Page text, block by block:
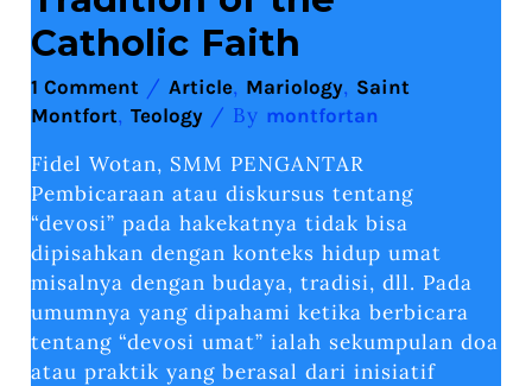
Catholic Faith
1 Comment /Article, Mariology, Saint
Montfort,Teology / By montfortan
Fidel Wotan, SMM PENGANTAR
Pembicaraan atau diskursus tentang
“devosi” pada hakekatnya tidak bisa
dipisahkan dengan konteks hidup umat
misalnya dengan budaya, tradisi, dll. Pada
umumnya yang dipahami ketika berbicara
tentang “devosi umat” ialah sekumpulan doa
atau praktik yang berasal dari inisiatif